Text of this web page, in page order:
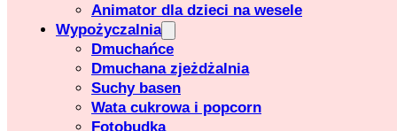
Animator dla dzieci na wesele
Wypożyczalnia
Dmuchańce
Dmuchana zjeżdżalnia
Suchy basen
Wata cukrowa i popcorn
Fotobudka